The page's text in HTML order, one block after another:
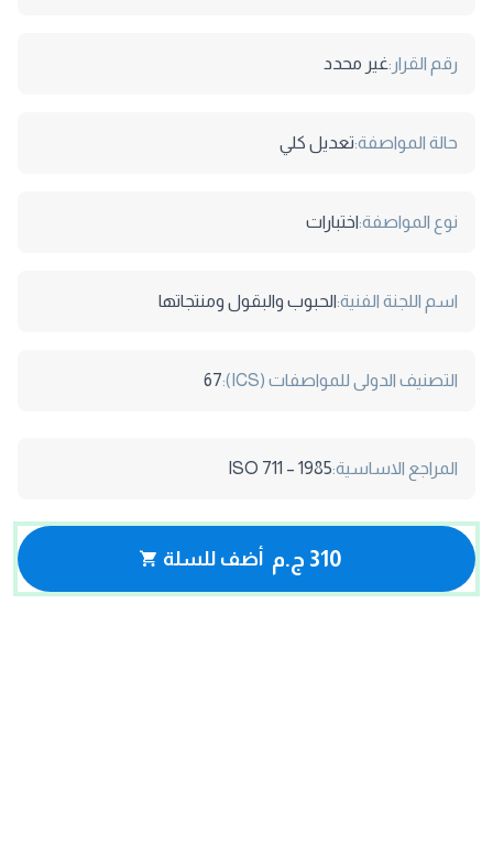
رقم القرار:غير محدد
حالة المواصفة:تعديل كلي
نوع المواصفة:اختبارات
اسم اللجنة الفنية:الحبوب والبقول ومنتجاتها
التصنيف الدولى للمواصفات (ICS): 67
المراجع الاساسية:ISO 711 – 1985
310 ج.م أضف للسلة